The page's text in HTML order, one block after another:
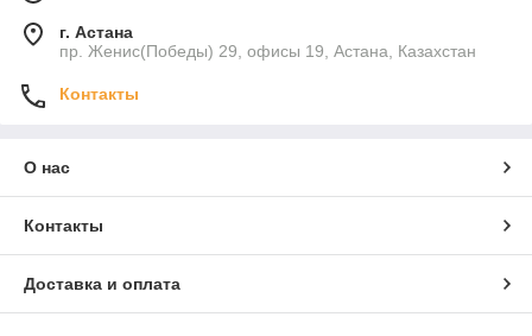
г. Астана
пр. Женис(Победы) 29, офисы 19, Астана, Казахстан
Контакты
О нас
Контакты
Доставка и оплата